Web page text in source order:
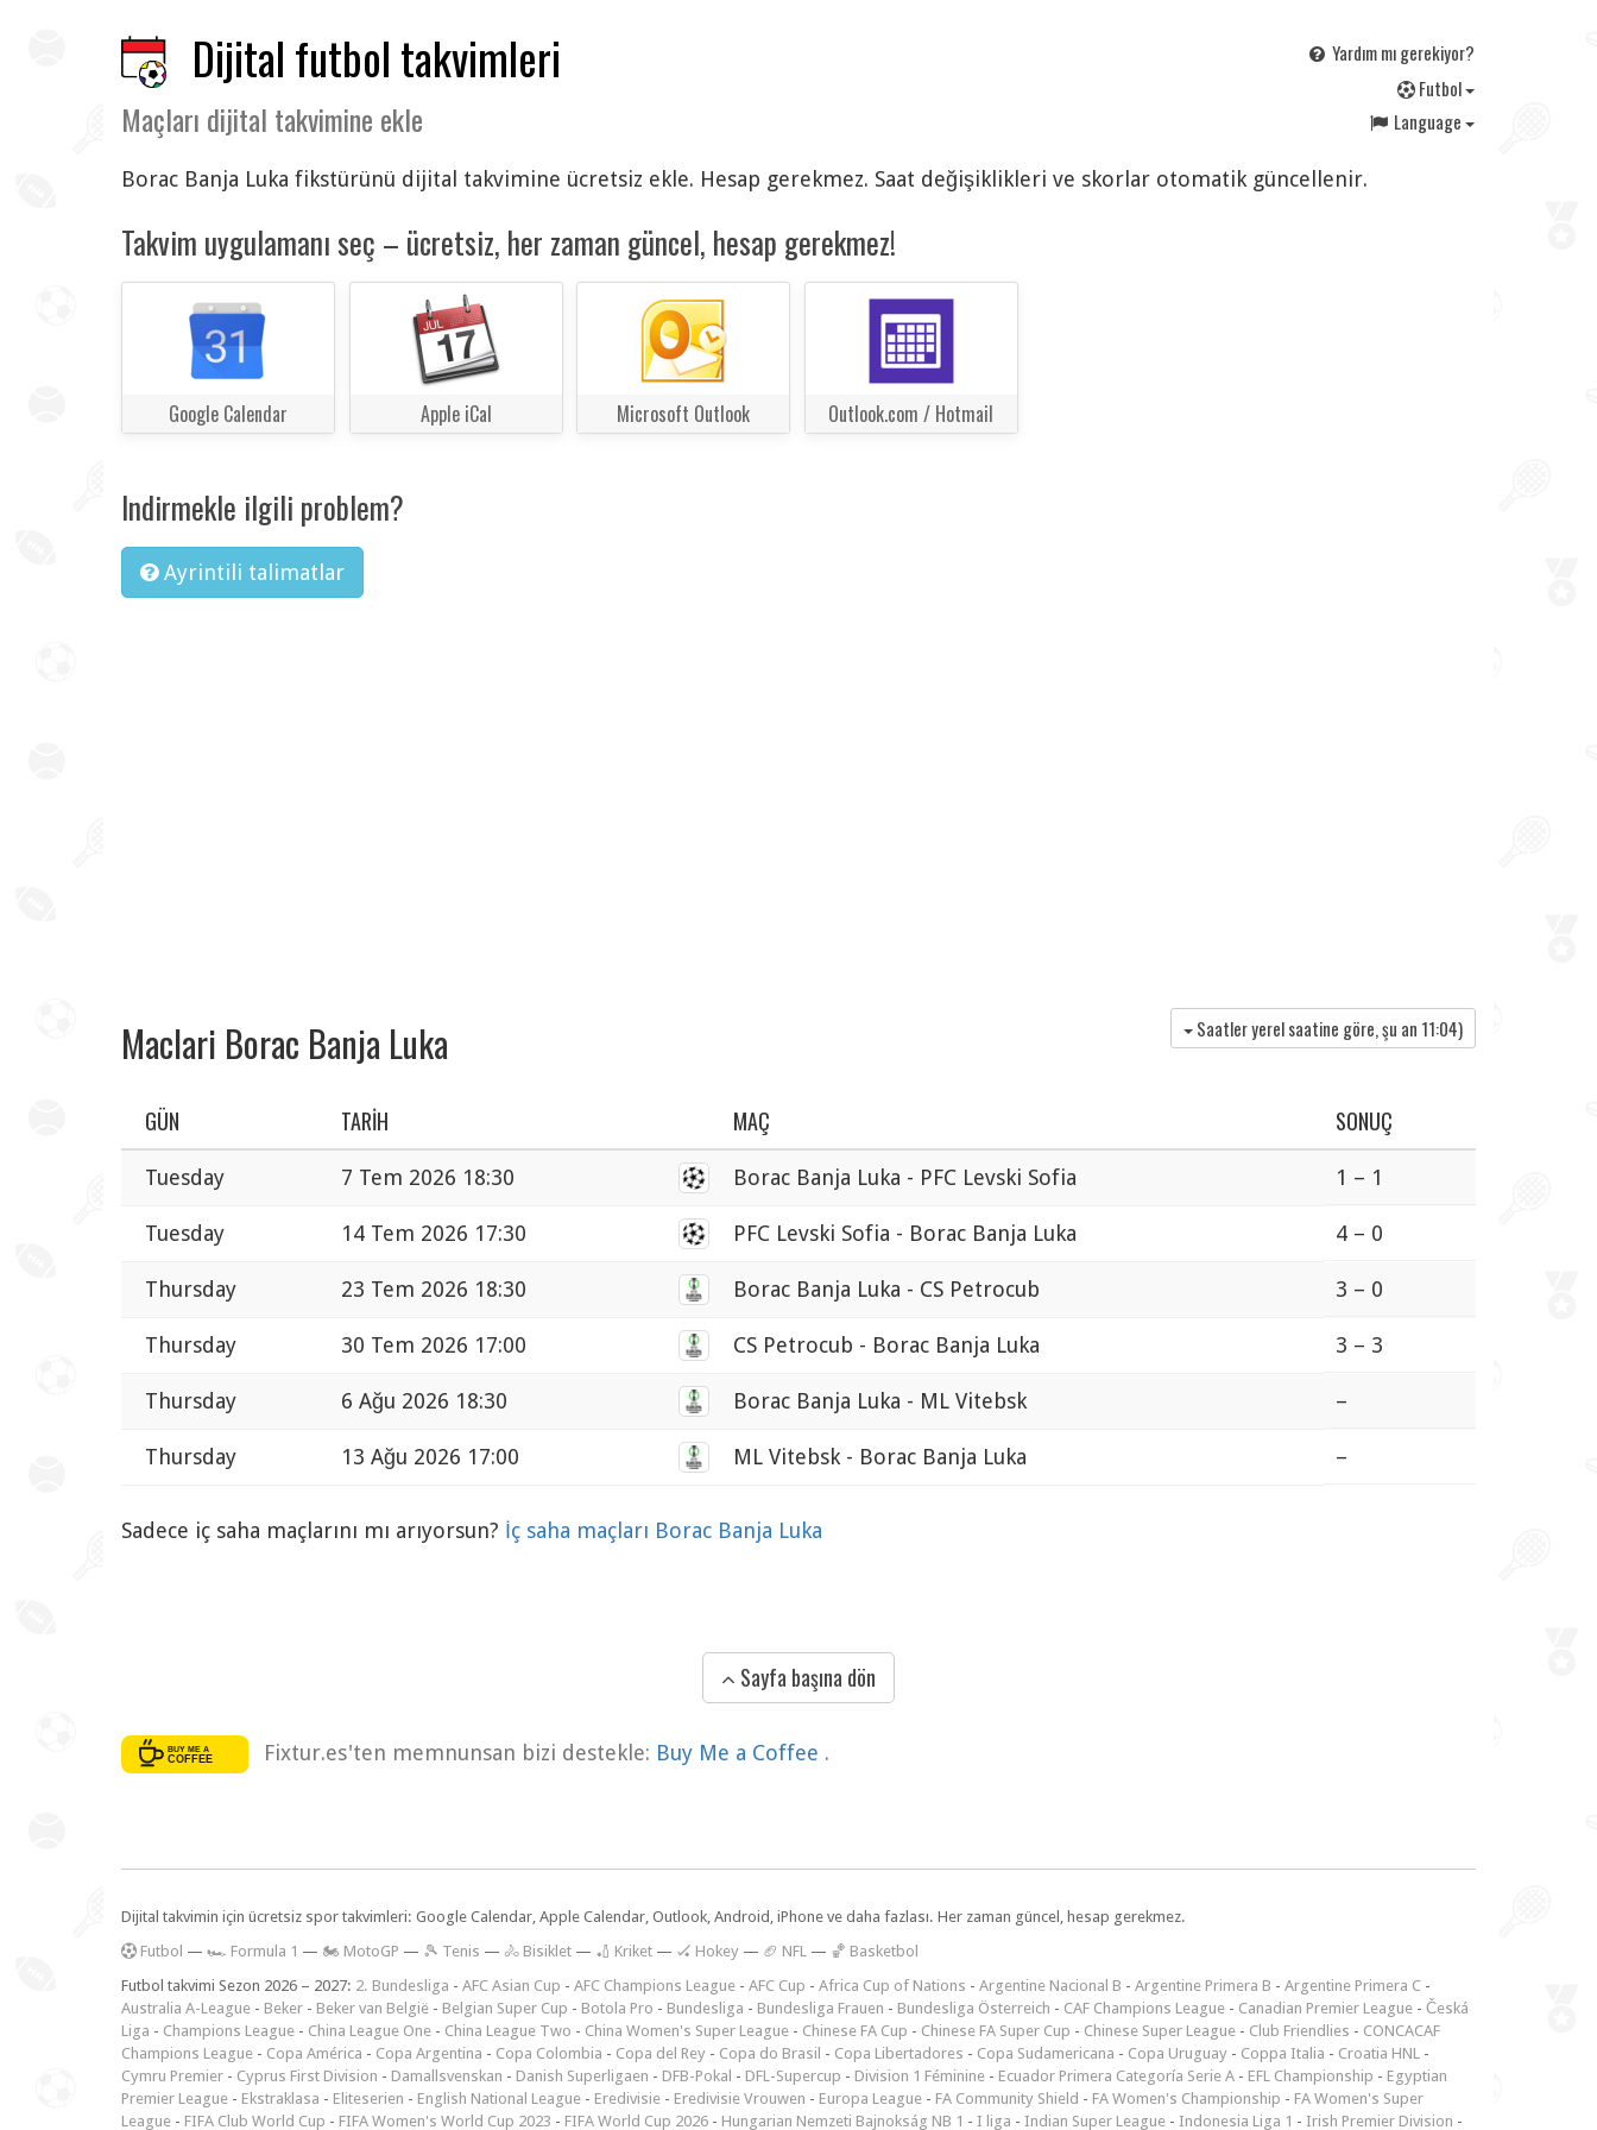
Dijital futbol takvimleri
Maçları dijital takvimine ekle
Yardım mı gerekiyor?
Futbol
Language
Borac Banja Luka fikstürünü dijital takvimine ücretsiz ekle. Hesap gerekmez. Saat değişiklikleri ve skorlar otomatik güncellenir.
Takvim uygulamanı seç – ücretsiz, her zaman güncel, hesap gerekmez!
Google Calendar Apple iCal Microsoft Outlook Outlook.com / Hotmail
Indirmekle ilgili problem?
Ayrintili talimatlar
Maclari Borac Banja Luka Saatler yerel saatine göre, şu an 11:04)
GÜN TARIH MAÇ SONUÇ
Tuesday 7 Tem 2026 18:30 Borac Banja Luka - PFC Levski Sofia 1 – 1
Tuesday 14 Tem 2026 17:30 PFC Levski Sofia - Borac Banja Luka 4 – 0
Thursday 23 Tem 2026 18:30 Borac Banja Luka - CS Petrocub 3 – 0
Thursday 30 Tem 2026 17:00 CS Petrocub - Borac Banja Luka 3 – 3
Thursday 6 Ağu 2026 18:30 Borac Banja Luka - ML Vitebsk –
Thursday 13 Ağu 2026 17:00 ML Vitebsk - Borac Banja Luka –
Sadece iç saha maçlarını mı arıyorsun? İç saha maçları Borac Banja Luka
Sayfa başına dön
Fixtur.es'ten memnunsan bizi destekle: Buy Me a Coffee .
Dijital takvimin için ücretsiz spor takvimleri: Google Calendar, Apple Calendar, Outlook, Android, iPhone ve daha fazlası. Her zaman güncel, hesap gerekmez.
Futbol — 🏎️ Formula 1 — 🏍 MotoGP — 🎾 Tenis — 🚴 Bisiklet — 🏏 Kriket — 🏑 Hokey — 🏈 NFL — 🏀 Basketbol
Futbol takvimi Sezon 2026 – 2027: 2. Bundesliga - AFC Asian Cup - AFC Champions League - AFC Cup - Africa Cup of Nations - Argentine Nacional B - Argentine Primera B - Argentine Primera C -
Australia A-League - Beker - Beker van België - Belgian Super Cup - Botola Pro - Bundesliga - Bundesliga Frauen - Bundesliga Österreich - CAF Champions League - Canadian Premier League - Česká
Liga - Champions League - China League One - China League Two - China Women's Super League - Chinese FA Cup - Chinese FA Super Cup - Chinese Super League - Club Friendlies - CONCACAF
Champions League - Copa América - Copa Argentina - Copa Colombia - Copa del Rey - Copa do Brasil - Copa Libertadores - Copa Sudamericana - Copa Uruguay - Coppa Italia - Croatia HNL -
Cymru Premier - Cyprus First Division - Damallsvenskan - Danish Superligaen - DFB-Pokal - DFL-Supercup - Division 1 Féminine - Ecuador Primera Categoría Serie A - EFL Championship - Egyptian
Premier League - Ekstraklasa - Eliteserien - English National League - Eredivisie - Eredivisie Vrouwen - Europa League - FA Community Shield - FA Women's Championship - FA Women's Super
League - FIFA Club World Cup - FIFA Women's World Cup 2023 - FIFA World Cup 2026 - Hungarian Nemzeti Bajnokság NB 1 - I liga - Indian Super League - Indonesia Liga 1 - Irish Premier Division -